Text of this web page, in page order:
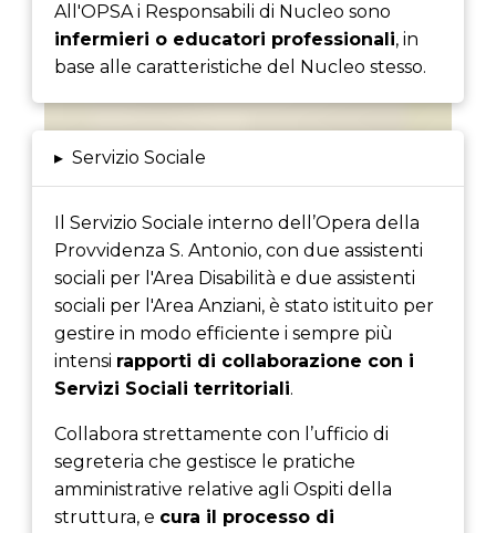
All'OPSA i Responsabili di Nucleo sono
infermieri o educatori professionali, in
base alle caratteristiche del Nucleo stesso.
▸ Servizio Sociale
Il Servizio Sociale interno dell’Opera della
Provvidenza S. Antonio, con due assistenti
sociali per l'Area Disabilità e due assistenti
sociali per l'Area Anziani, è stato istituito per
gestire in modo efficiente i sempre più
intensi rapporti di collaborazione con i
Servizi Sociali territoriali.
Collabora strettamente con l’ufficio di
segreteria che gestisce le pratiche
amministrative relative agli Ospiti della
struttura, e cura il processo di